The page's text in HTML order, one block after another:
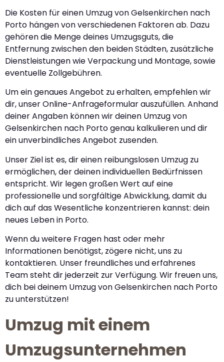
Die Kosten für einen Umzug von Gelsenkirchen nach
Porto hängen von verschiedenen Faktoren ab. Dazu
gehören die Menge deines Umzugsguts, die
Entfernung zwischen den beiden Städten, zusätzliche
Dienstleistungen wie Verpackung und Montage, sowie
eventuelle Zollgebühren.
Um ein genaues Angebot zu erhalten, empfehlen wir
dir, unser Online-Anfrageformular auszufüllen. Anhand
deiner Angaben können wir deinen Umzug von
Gelsenkirchen nach Porto genau kalkulieren und dir
ein unverbindliches Angebot zusenden.
Unser Ziel ist es, dir einen reibungslosen Umzug zu
ermöglichen, der deinen individuellen Bedürfnissen
entspricht. Wir legen großen Wert auf eine
professionelle und sorgfältige Abwicklung, damit du
dich auf das Wesentliche konzentrieren kannst: dein
neues Leben in Porto.
Wenn du weitere Fragen hast oder mehr
Informationen benötigst, zögere nicht, uns zu
kontaktieren. Unser freundliches und erfahrenes
Team steht dir jederzeit zur Verfügung. Wir freuen uns,
dich bei deinem Umzug von Gelsenkirchen nach Porto
zu unterstützen!
Umzug mit einem
Umzugsunternehmen